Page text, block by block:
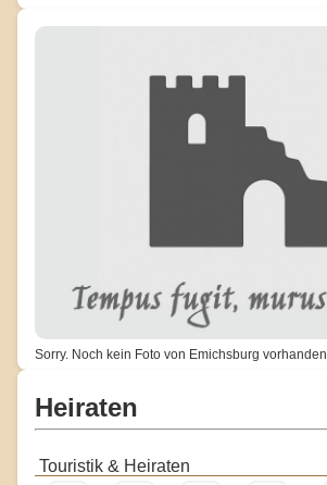
Sorry. Noch kein Foto von Emichsburg vorhanden.
Heiraten
Touristik & Heiraten